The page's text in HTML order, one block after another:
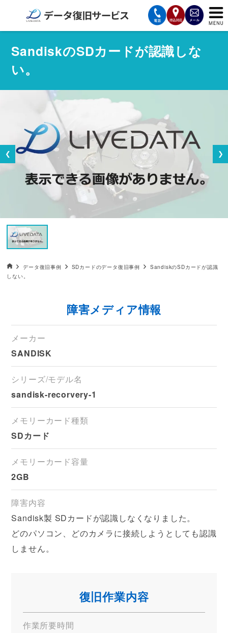
復旧費用と納期
サービスの流れ
対応メディア
データ復旧事例
お客様の声
SandiskのSDカードが認識しな
い。
❮ ❯
データ復旧HOME
データ復旧事例 SDカードのデータ復旧事例
SandiskのSDカードが認識
しない。
障害メディア情報
メーカー
SANDISK
シリーズ/モデル名
sandisk-recorvery-1
メモリーカード種類
SDカード
メモリーカード容量
2GB
障害内容
Sandisk製 SDカードが認識しなくなりました。
どのパソコン、どのカメラに接続しようとしても認識
しません。
復旧作業内容
作業所要時間